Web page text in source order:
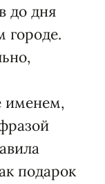
до дня
городе.
именем,
подарок